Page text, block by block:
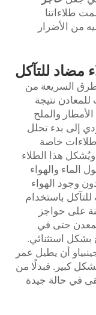
الأضرار
للتآكل
السريعة من
نتيجة
والملح
بدء تحلل
خاصة
هذا الطلاء
والهواء
الهواء
باستخدام
على حواجز
حتى في
استثنائي.
أن يطيل عمر
فبدلًا من
حالة جيدة